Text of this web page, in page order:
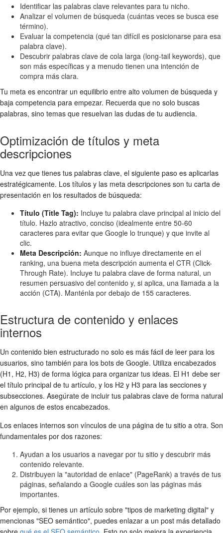
Identificar las palabras clave relevantes para tu nicho.
Analizar el volumen de búsqueda (cuántas veces se busca ese
término).
Evaluar la competencia (qué tan difícil es posicionarse para esa
palabra clave).
Descubrir palabras clave de cola larga (long-tail keywords), que
son más específicas y a menudo tienen una intención de
compra más clara.
Tu meta es encontrar un equilibrio entre alto volumen de búsqueda y
baja competencia para empezar. Recuerda que no solo buscas
palabras, sino temas que resuelvan las dudas de tu audiencia.
Optimización de títulos y meta
descripciones
Una vez que tienes tus palabras clave, el siguiente paso es aplicarlas
estratégicamente. Los títulos y las meta descripciones son tu carta de
presentación en los resultados de búsqueda:
Título (Title Tag): Incluye tu palabra clave principal al inicio del
título. Hazlo atractivo, conciso (idealmente entre 50-60
caracteres para evitar que Google lo trunque) y que invite al
clic.
Meta Descripción: Aunque no influye directamente en el
ranking, una buena meta descripción aumenta el CTR (Click-
Through Rate). Incluye tu palabra clave de forma natural, un
resumen persuasivo del contenido y, si aplica, una llamada a la
acción (CTA). Manténla por debajo de 155 caracteres.
Estructura de contenido y enlaces
internos
Un contenido bien estructurado no solo es más fácil de leer para los
usuarios, sino también para los bots de Google. Utiliza encabezados
(H1, H2, H3) de forma lógica para organizar tus ideas. El H1 debe ser
el título principal de tu artículo, y los H2 y H3 para las secciones y
subsecciones. Asegúrate de incluir tus palabras clave de forma natural
en algunos de estos encabezados.
Los enlaces internos son vínculos de una página de tu sitio a otra. Son
fundamentales por dos razones:
Ayudan a los usuarios a navegar por tu sitio y descubrir más
contenido relevante.
Distribuyen la "autoridad de enlace" (PageRank) a través de tus
páginas, señalando a Google cuáles son las páginas más
importantes.
Por ejemplo, si tienes un artículo sobre "tipos de marketing digital" y
mencionas "SEO semántico", puedes enlazar a un post más detallado